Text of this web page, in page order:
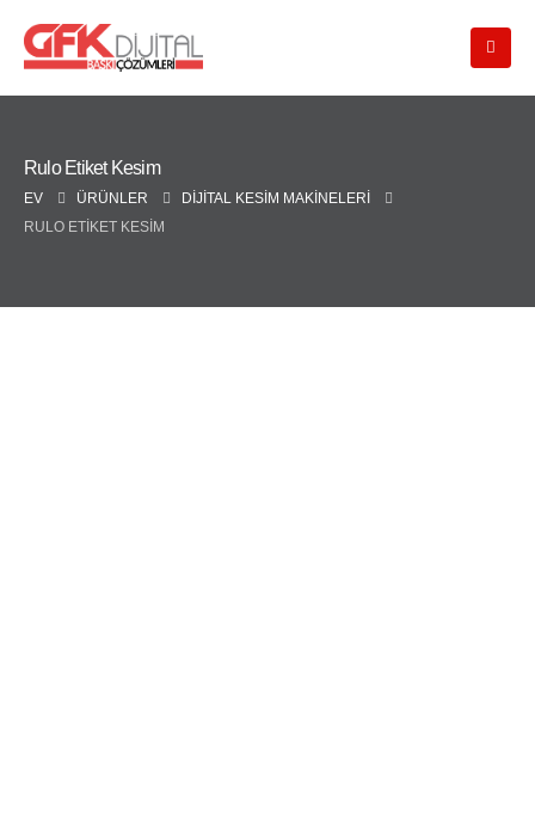
Rulo Etiket Kesim
EV ÜRÜNLER
DIJITAL KESIM MAKINELERI
RULO ETIKET KESIM